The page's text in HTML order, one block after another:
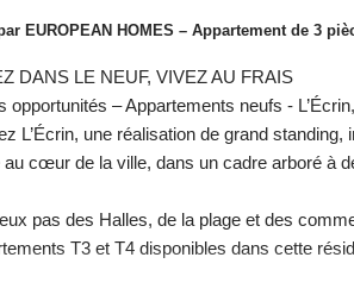
EUROPEAN HOMES – Appartement de 3
DANS LE NEUF, VIVEZ AU FRAIS
opportunités – Appartements neufs -
L’Écrin, une réalisation de grand
au cœur de la ville, dans un cadre arboré à
pas des Halles, de la plage et des
T3 et T4 disponibles dans cette